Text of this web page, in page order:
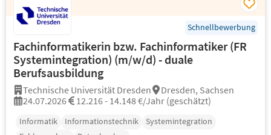
Schnellbewerbung
Fachinformatikerin bzw. Fachinformatiker (FR
Systemintegration) (m/w/d) - duale
Berufsausbildung
Technische Universität Dresden
Dresden, Sachsen
24.07.2026
12.216 - 14.148 €/Jahr (geschätzt)
Informatik Informationstechnik
Systemintegration